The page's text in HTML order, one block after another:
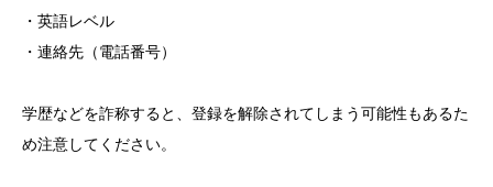
・英語レベル
・連絡先（電話番号）
学歴などを詐称すると、登録を解除されてしまう可能性もあるた
め注意してください。